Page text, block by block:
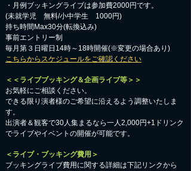
・月例ブッキングライブは参加費2000円です。
​(未就学児 無料/小中学生 1000円)
持ち時間Max30分(転換込み)
事前エントリー制
毎月第３日曜日14時～18時開催(※変更の場合あり)
こちらからスケジュールをご確認ください
＜＜ライブブッキング＆企画ライブ等＞＞
お気軽にご相談ください。​
​できる限り演者様のご希望に沿えるよう調整いたしま
す。
出演者＆観客で30人集まるなら一人2,000円+1ドリンク
でライブやイベントの開催が可能です。
＜ライブ・ブッキング費用＞
ブッキングライブ費用に関する詳細は下記リンクから